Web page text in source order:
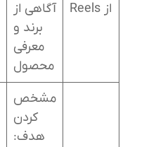
از Reels
آگاهی از
برند و
معرفی
محصول
مشخص‌
کردن
هدف: